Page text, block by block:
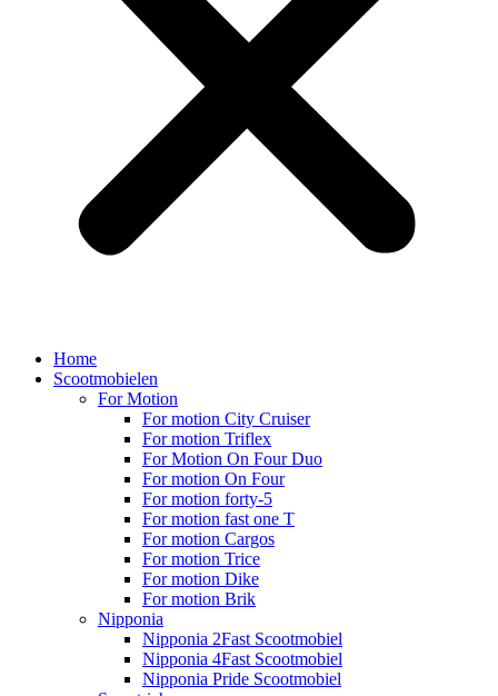
Home
Scootmobielen
For Motion
For motion City Cruiser
For motion Triflex
For Motion On Four Duo
For motion On Four
For motion forty-5
For motion fast one T
For motion Cargos
For motion Trice
For motion Dike
For motion Brik
Nipponia
Nipponia 2Fast Scootmobiel
Nipponia 4Fast Scootmobiel
Nipponia Pride Scootmobiel